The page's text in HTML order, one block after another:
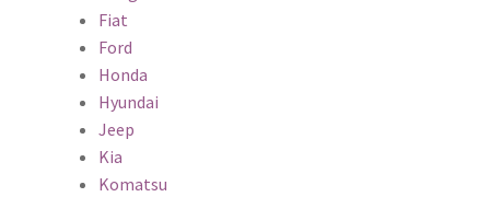
Fiat
Ford
Honda
Hyundai
Jeep
Kia
Komatsu